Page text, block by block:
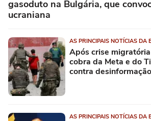
gasoduto na Bulgária, que
ucraniana
AS PRINCIPAIS NOTÍCIAS DA
Após crise
cobra da Meta e do
contra desinformação
AS PRINCIPAIS NOTÍCIAS DA